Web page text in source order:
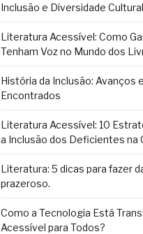
Inclusão e Diversidade Cultural
Literatura Acessível: Como
Tenham Voz no Mundo dos
História da Inclusão: Avanços
Encontrados
Literatura Acessível: 10
a Inclusão dos Deficientes na
Literatura: 5 dicas para fazer
prazeroso.
Como a Tecnologia Está
Acessível para Todos?